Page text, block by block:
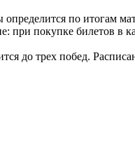
по итогам
при покупке билетов в
до трех побед.